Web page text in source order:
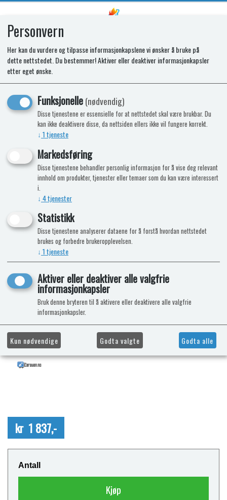
SPARES KIT-M.PK.10X
TRIM.BACK+INFILL. 50mm. K1520
kr 1 837,-
Antall
Kjøp
Personvern
Her kan du vurdere og tilpasse informasjonkapslene vi ønsker å bruke på
dette nettstedet. Du bestemmer! Aktiver eller deaktiver informasjonkapsler
etter eget ønske.
Funksjonelle(nødvendig)
Disse tjenestene er essensielle for at nettstedet skal være brukbar. Du
kan ikke deaktivere disse, da nettsiden ellers ikke vil fungere korrekt.
↓ 1tjeneste
Markedsføring
Disse tjenestene behandler personlig informasjon for å vise deg relevant
innhold om produkter, tjenester eller temaer som du kan være interessert
i.
↓ 4tjenester
Statistikk
Disse tjenestene analyserer dataene for å forstå hvordan nettstedet
brukes og forbedre brukeropplevelsen.
↓ 1tjeneste
Aktiver eller deaktiver alle valgfrie
informasjonkapsler
Bruk denne bryteren til å aktivere eller deaktivere alle valgfrie
informasjonkapsler.
Kun nødvendige Godta valgte Godta alle